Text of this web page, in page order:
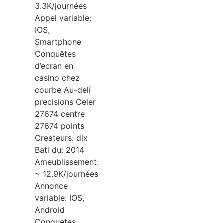
3.3K/journées
Appel variable:
IOS,
Smartphone
Conquêtes
d’ecran en
casino chez
courbe Au-delí
precisions Celer
27674 centre
27674 points
Createurs: dix
Bati du: 2014
Ameublissement:
~ 12.9K/journées
Annonce
variable: IOS,
Android